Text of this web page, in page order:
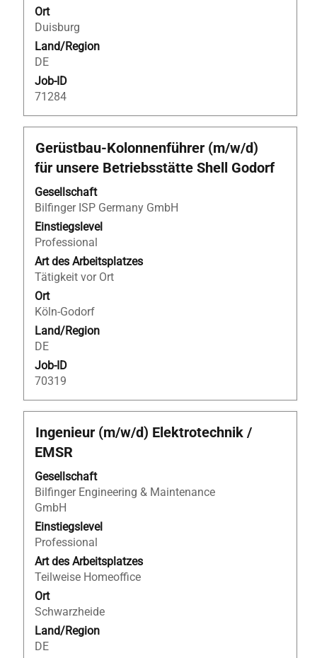
Ort
Duisburg
Land/Region
DE
Job-ID
71284
Stellenbezeichnung
Gerüstbau-Kolonnenführer (m/w/d)
für unsere Betriebsstätte Shell Godorf
Gesellschaft
Bilfinger ISP Germany GmbH
Einstiegslevel
Professional
Art des Arbeitsplatzes
Tätigkeit vor Ort
Ort
Köln-Godorf
Land/Region
DE
Job-ID
70319
Drücken
Sie
die
Leertaste,
um
die
Stelleninformationen
vollständig
anzuzeigen.
Stellenbezeichnung
Ingenieur (m/w/d) Elektrotechnik /
EMSR
Gesellschaft
Bilfinger Engineering & Maintenance
GmbH
Einstiegslevel
Professional
Art des Arbeitsplatzes
Teilweise Homeoffice
Ort
Schwarzheide
Land/Region
DE
Drücken
Sie
die
Leertaste,
um
die
Stelleninformationen
vollständig
anzuzeigen.